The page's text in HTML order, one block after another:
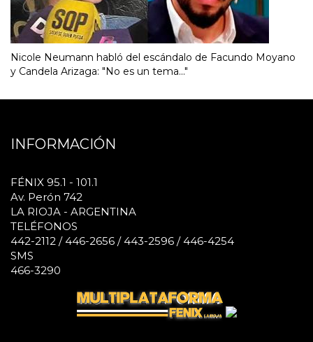
Nicole Neumann habló del escándalo de Facundo Moyano
y Candela Arizaga: "No es un tema..."
INFORMACIÓN
FÉNIX 95.1 - 101.1
Av. Perón 742
LA RIOJA - ARGENTINA
TELÉFONOS
442-2112 / 446-2656 / 443-2596 / 446-4254
SMS
466-3290